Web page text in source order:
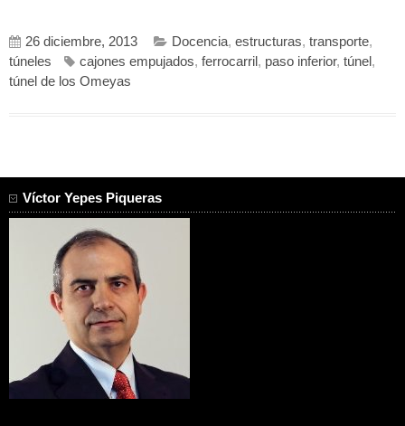
26 diciembre, 2013 Docencia, estructuras, transporte,
túneles
cajones empujados, ferrocarril , paso inferior, túnel ,
túnel de los Omeyas
Víctor Yepes Piqueras